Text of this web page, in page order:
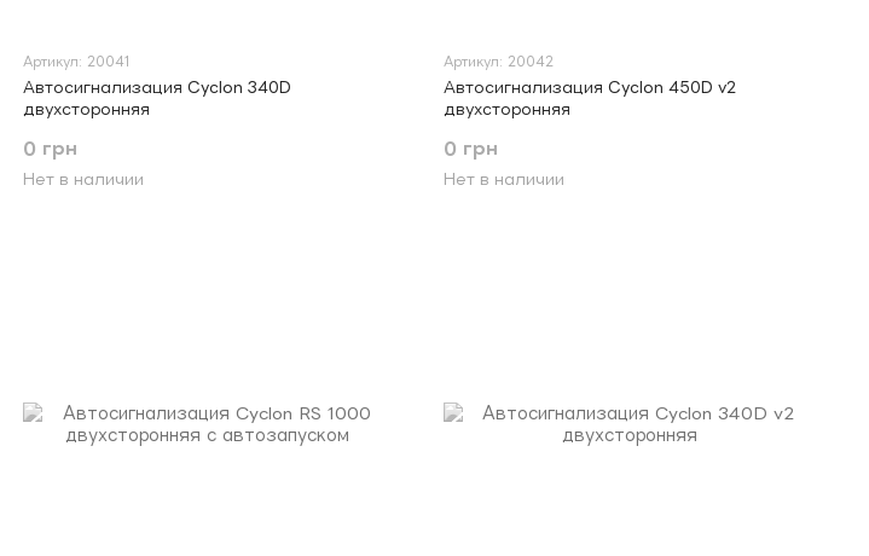
Артикул: 20041
Автосигнализация Cyclon 340D
двухсторонняя
0 грн
Нет в наличии
Артикул: 20042
Автосигнализация Cyclon 450D v2
двухсторонняя
0 грн
Нет в наличии